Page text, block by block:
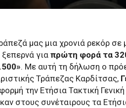
μας μια χρονιά ρεκόρ
γιαπρώτη φορά τα
. Με αυτή τη δήλωση ο
Τράπεζας Καρδίτσας,
την Ετήσια Τακτική
στους συνέταιρους τα